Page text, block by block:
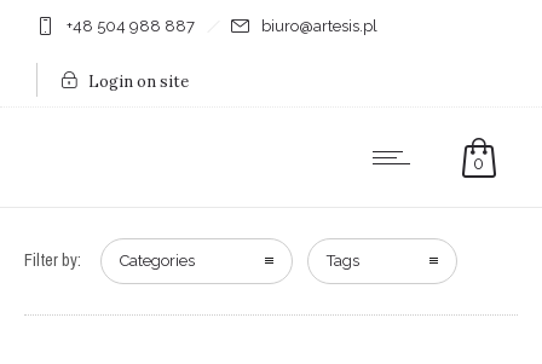
+48 504 988 887 biuro@artesis.pl
Login on site
0
Filter by: Categories Tags